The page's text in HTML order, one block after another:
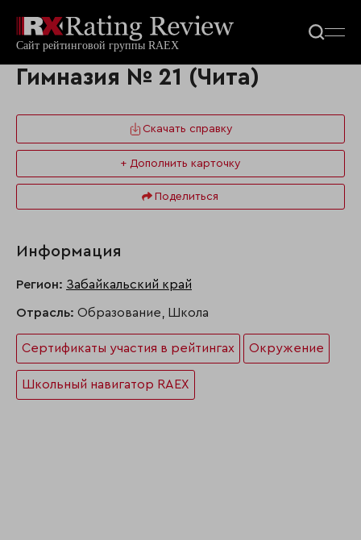
Гимназия № 21 (Чита)
Скачать справку
+ Дополнить карточку
Поделиться
Информация
Регион: Забайкальский край
Отрасль: Образование, Школа
Сертификаты участия в рейтингах Окружение
Школьный навигатор RAEX